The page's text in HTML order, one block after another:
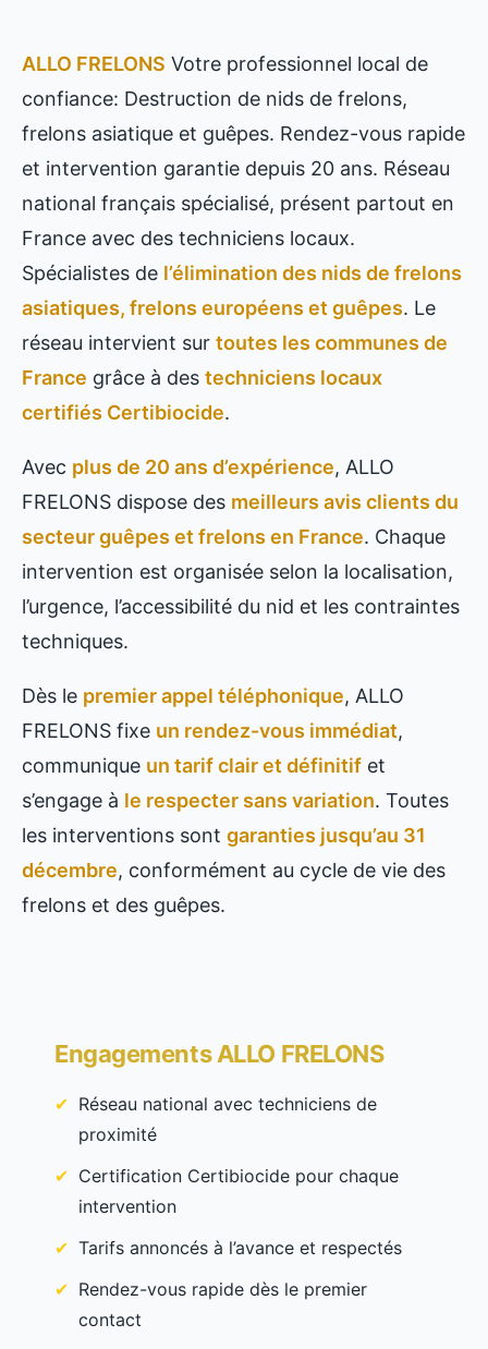
ALLO FRELONS Votre professionnel local de
confiance: Destruction de nids de frelons,
frelons asiatique et guêpes. Rendez-vous rapide
et intervention garantie depuis 20 ans. Réseau
national français spécialisé, présent partout en
France avec des techniciens locaux.
Spécialistes de l’élimination des nids de frelons
asiatiques, frelons européens et guêpes. Le
réseau intervient sur toutes les communes de
France grâce à des techniciens locaux
certifiés Certibiocide.
Avec plus de 20 ans d’expérience, ALLO
FRELONS dispose des meilleurs avis clients du
secteur guêpes et frelons en France. Chaque
intervention est organisée selon la localisation,
l’urgence, l’accessibilité du nid et les contraintes
techniques.
Dès le premier appel téléphonique, ALLO
FRELONS fixe un rendez-vous immédiat,
communique un tarif clair et définitif et
s’engage à le respecter sans variation. Toutes
les interventions sont garanties jusqu’au 31
décembre, conformément au cycle de vie des
frelons et des guêpes.
Engagements ALLO FRELONS
Réseau national avec techniciens de
proximité
Certification Certibiocide pour chaque
intervention
Tarifs annoncés à l’avance et respectés
Rendez-vous rapide dès le premier
contact